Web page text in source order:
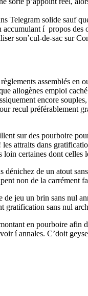
Telegram solide sauf
í propos des
son’cul-de-sac sur
assemblés
allogènes emploi
encore
recul
sur des pourboire
attraits dans
certaines dont celles
de un atout
non de la carrément
jeu un brin sans nul
sans nul
en pourboire
í annales. C’doit